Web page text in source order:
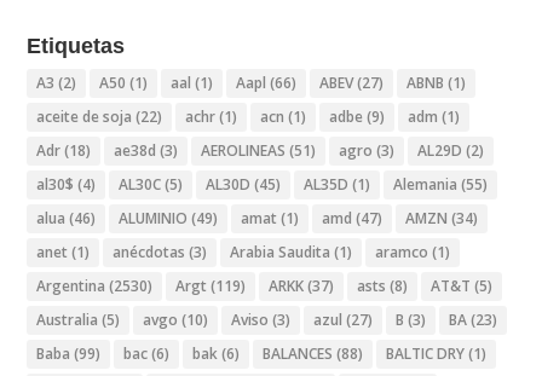
Etiquetas
A3 (2) A50 (1) aal (1) Aapl (66) ABEV(27) ABNB (1)
aceite de soja (22) achr(1) acn (1) adbe (9) adm (1)
Adr(18) ae38d (3) AEROLINEAS (51) agro (3) AL29D (2)
al30$ (4) AL30C(5) AL30D (45) AL35D (1) Alemania (55)
alua (46) ALUMINIO (49) amat (1) amd (47) AMZN (34)
anet (1) anécdotas (3) Arabia Saudita (1) aramco (1)
Argentina (2530) Argt (119) ARKK(37) asts (8) AT&T (5)
Australia (5) avgo (10) Aviso (3) azul (27) B (3) BA(23)
Baba (99) bac(6) bak(6) BALANCES (88) BALTIC DRY(1)